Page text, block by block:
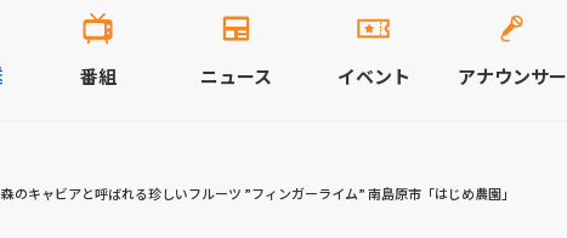
番組 ニュース イベント アナウンサー
森のキャビアと呼ばれる珍しいフルーツ ”フィンガーライム” 南島原市「はじめ農園」